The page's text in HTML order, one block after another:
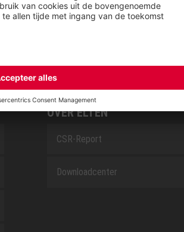
OVER ELTEN
CSR-Report
Downloadcenter